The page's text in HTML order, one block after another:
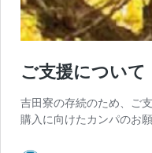
ご支援について
吉田寮の存続のため、ご
購入に向けたカンパのお